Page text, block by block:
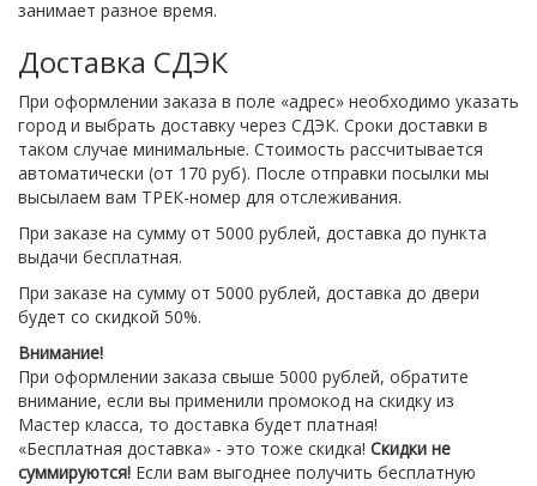
занимает разное время.
Доставка СДЭК
При оформлении заказа в поле «адрес» необходимо указать
город и выбрать доставку через СДЭК. Сроки доставки в
таком случае минимальные. Стоимость рассчитывается
автоматически (от 170 руб). После отправки посылки мы
высылаем вам ТРЕК-номер для отслеживания.
При заказе на сумму от 5000 рублей, доставка до пункта
выдачи бесплатная.
При заказе на сумму от 5000 рублей, доставка до двери
будет со скидкой 50%.
Внимание!
При оформлении заказа свыше 5000 рублей, обратите
внимание, если вы применили промокод на скидку из
Мастер класса, то доставка будет платная!
«Бесплатная доставка» - это тоже скидка! Скидки не
суммируются! Если вам выгоднее получить бесплатную